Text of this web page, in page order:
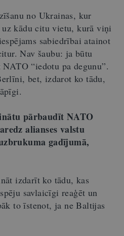
no Ukrainas, kur
kādu citu vietu, kurā viņi
sabiedrībai atainot
Nav šaubu: ja būtu
“iedotu pa degunu”.
bet, izdarot ko tādu,
pārbaudīt NATO
alianses valstu
gadījumā,
izdarīt ko tādu, kas
savlaicīgi reaģēt un
to īstenot, ja ne Baltijas